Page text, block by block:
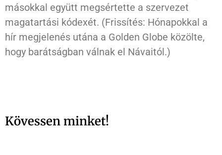
másokkal együtt megsértette a szervezet
magatartási kódexét. (Frissítés: Hónapokkal a
hír megjelenés utána a Golden Globe közölte,
hogy barátságban válnak el Návaitól.)
Kövessen minket!